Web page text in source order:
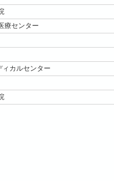
療センター
カルセンター